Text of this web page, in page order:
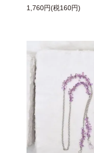
1,760円(税160円)